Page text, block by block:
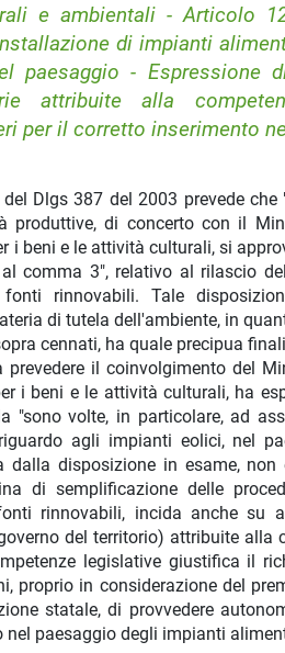
e ambientali - Articolo
di impianti
paesaggio - Espressione
attribuite alla
per il corretto inserimento
Dlgs 387 del 2003 prevede
produttive, di concerto con il
i beni e le attività culturali, si
comma 3", relativo al rilascio
rinnovabili. Tale
di tutela dell'ambiente, in
cennati, ha quale precipua
prevedere il coinvolgimento del
i beni e le attività culturali, ha
"sono volte, in particolare, ad
agli impianti eolici, nel
dalla disposizione in esame,
di semplificazione delle
rinnovabili, incida anche su
del territorio) attribuite alla
legislative giustifica il
proprio in considerazione del
statale, di provvedere
nel paesaggio degli impianti